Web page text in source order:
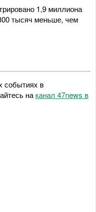
1,9 миллиона
тысяч меньше, чем
событиях в
на канал 47news в